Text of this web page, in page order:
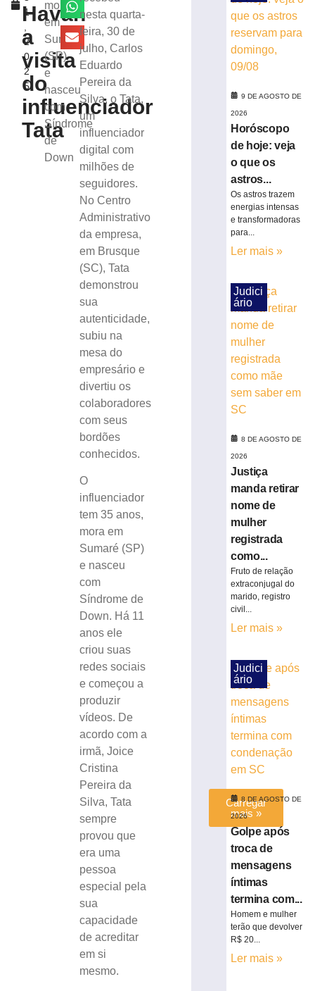
1
2
0
2
5
Havan
a
visita
do
influenciador
Tata
mora
em
Sumaré
(SP)
e
nasceu
com
Síndrome
de
Down
nesta quarta-
feira, 30 de
julho, Carlos
Eduardo
Pereira da
Silva, o Tata,
um
influenciador
digital com
milhões de
seguidores.
No Centro
Administrativo
da empresa,
em Brusque
(SC), Tata
demonstrou
sua
autenticidade,
subiu na
mesa do
empresário e
divertiu os
colaboradores
com seus
bordões
conhecidos.
O
influenciador
tem 35 anos,
mora em
Sumaré (SP)
e nasceu
com
Síndrome de
Down. Há 11
anos ele
criou suas
redes sociais
e começou a
produzir
vídeos. De
acordo com a
irmã, Joice
Cristina
Pereira da
Silva, Tata
sempre
provou que
era uma
pessoa
especial pela
sua
capacidade
de acreditar
em si
mesmo.
astros
reservam
para
domingo,
09/08
agosto
mais
TSE
para
monitorar
desinformação
eleições
agosto
TRE-
realiza
distribuição
18.860
urnas
eletrônicas
agosto
Carregar
mais »
9 DE AGOSTO DE
2026
Horóscopo
de hoje: veja
o que os
astros...
Os astros trazem
energias intensas
e transformadoras
para...
Ler mais »
Judici
ário
8 DE AGOSTO DE
2026
Justiça
manda retirar
nome de
mulher
registrada
como...
Fruto de relação
extraconjugal do
marido, registro
civil...
Ler mais »
Judici
ário
8 DE AGOSTO DE
2026
Golpe após
troca de
mensagens
íntimas
termina com...
Homem e mulher
terão que devolver
R$ 20...
Ler mais »